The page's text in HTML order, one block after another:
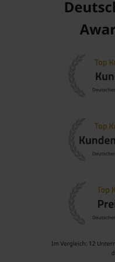
Beliebte Regionen,
Eine Kreuzfahrt nach
beeindruckende Regionen:
reiche Geschichte.
Natur erleben möchten.
: Berühmt
Östliches Mittelmeer:
historischen Städten
: